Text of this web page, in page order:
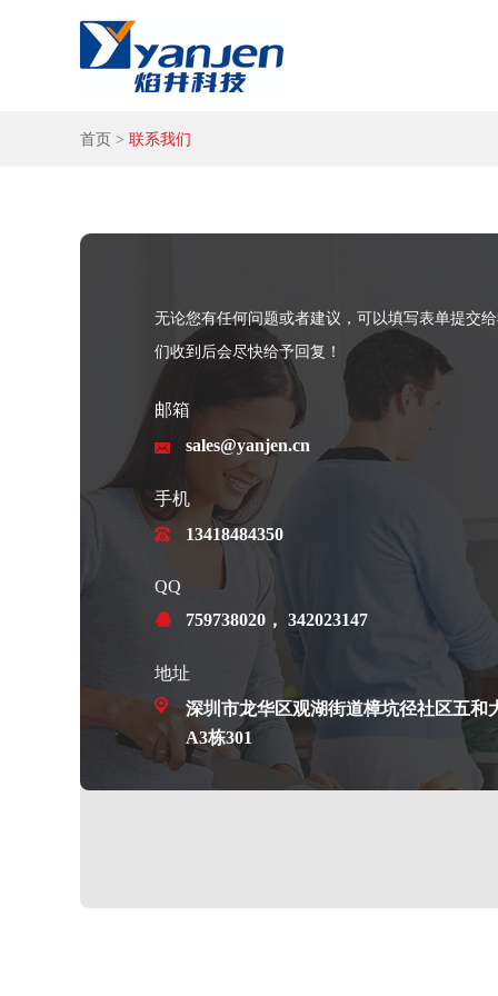
首页 > 联系我们
无论您有任何问题或者建议，可以填写表单提交
们收到后会尽快给予回复！
邮箱
sales@yanjen.cn
手机
13418484350
QQ
759738020， 342023147
地址
深圳市龙华区观湖街道樟坑径社区五和
A3栋301